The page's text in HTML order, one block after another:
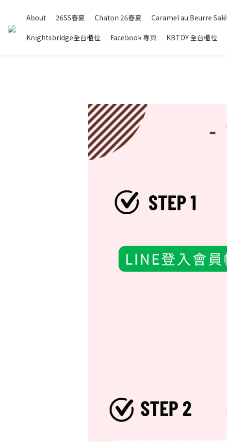
About 26SS春夏 Chaton 26春夏 Caramel au Beurre Salé
Knightsbridge全台櫃位 Facebook 專頁 KBTOY 全台櫃位